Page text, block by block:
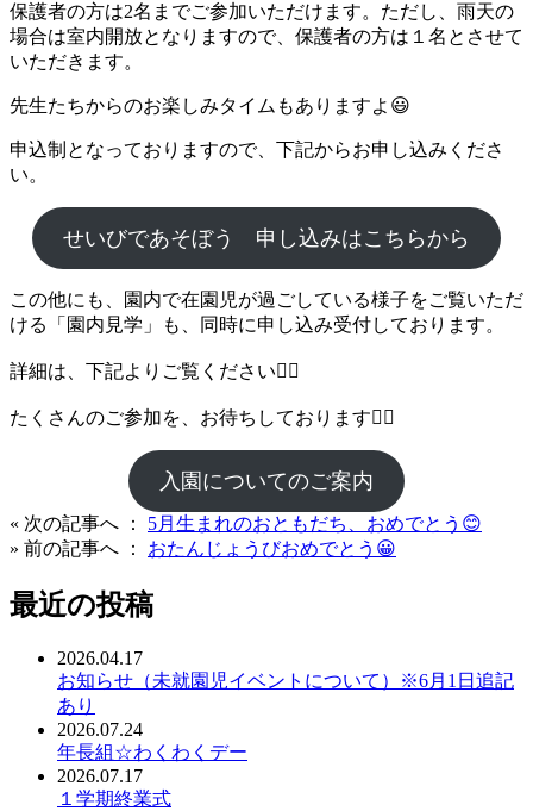
保護者の方は2名までご参加いただけます。ただし、雨天の
場合は室内開放となりますので、保護者の方は１名とさせて
いただきます。
先生たちからのお楽しみタイムもありますよ😃
申込制となっておりますので、下記からお申し込みくださ
い。
せいびであそぼう 申し込みはこちらから
この他にも、園内で在園児が過ごしている様子をご覧いただ
ける「園内見学」も、同時に申し込み受付しております。
詳細は、下記よりご覧ください💁‍♀️
たくさんのご参加を、お待ちしております🙋‍♀️
入園についてのご案内
« 次の記事へ ： 5月生まれのおともだち、おめでとう😊
» 前の記事へ ： おたんじょうびおめでとう😀
最近の投稿
2026.04.17
お知らせ（未就園児イベントについて）※6月1日追記
あり
2026.07.24
年長組☆わくわくデー
2026.07.17
１学期終業式